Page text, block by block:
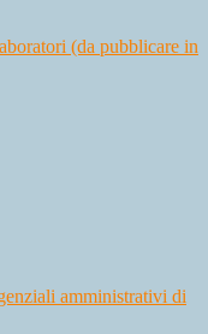
(da pubblicare in
amministrativi di